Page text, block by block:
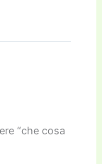
“che cosa